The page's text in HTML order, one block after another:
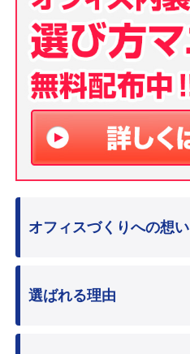
オフィスづくりへの想い
選ばれる理由